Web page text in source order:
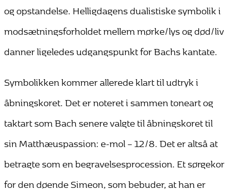
og opstandelse. Helligdagens dualistiske symbolik i
modsætningsforholdet mellem mørke/lys og død/liv
danner ligeledes udgangspunkt for Bachs kantate.
Symbolikken kommer allerede klart til udtryk i
åbningskoret. Det er noteret i sammen toneart og
taktart som Bach senere valgte til åbningskoret til
sin Matthæuspassion: e-mol – 12/8. Det er altså at
betragte som en begravelsesprocession. Et sørgekor
for den døende Simeon, som bebuder, at han er